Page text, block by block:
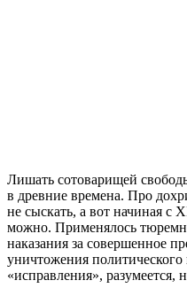
Лишать сотоварищей
в древние времена. Про
не сыскать, а вот начиная с
можно. Применялось
наказания за совершенное
уничтожения
«исправления», разумеется,